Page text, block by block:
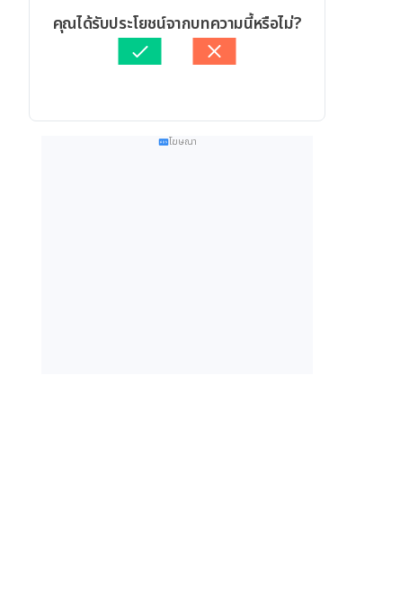
คุณได้รับประโยชน์จากบทความนี้หรือไม่?
โฆษณา